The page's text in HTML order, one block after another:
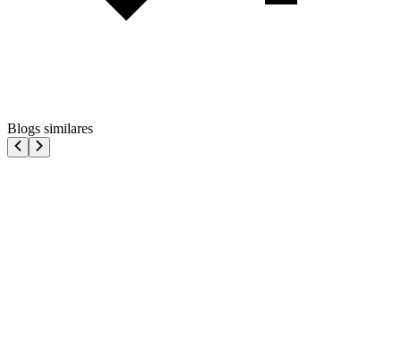
Blogs similares